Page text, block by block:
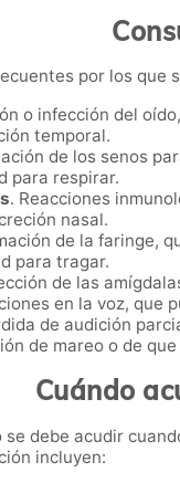
por los que
o infección del
temporal.
de los senos
para respirar.
. Reacciones
nasal.
de la faringe,
para tragar.
de las
en la voz, que
de audición
de mareo o de
Cuándo
debe acudir
incluyen: